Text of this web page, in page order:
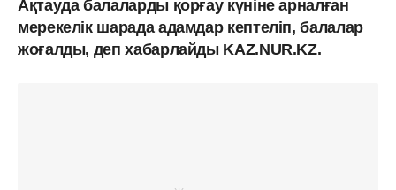
Ақтауда балаларды қорғау күніне арналған
мерекелік шарада адамдар кептеліп, балалар
жоғалды, деп хабарлайды KAZ.NUR.KZ.